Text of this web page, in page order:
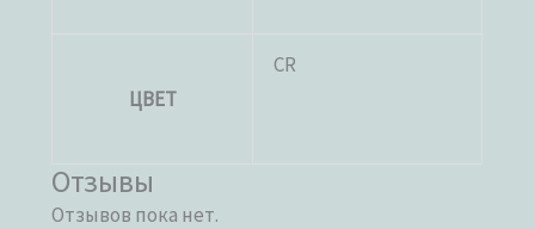
ЦВЕТ
CR
Отзывы
Отзывов пока нет.